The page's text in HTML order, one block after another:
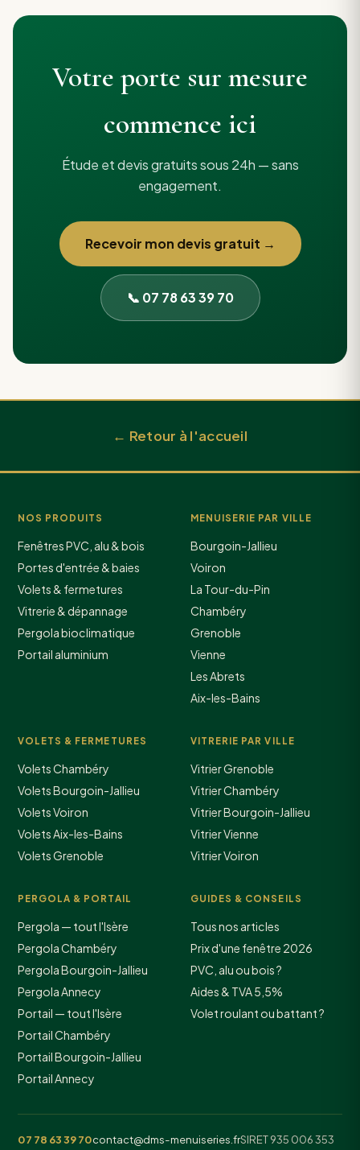
Votre porte sur mesure
commence ici
Étude et devis gratuits sous 24h — sans
engagement.
Recevoir mon devis gratuit →
📞 07 78 63 39 70
← Retour à l'accueil
NOS PRODUITS
Fenêtres PVC, alu & bois
Portes d'entrée & baies
Volets & fermetures
Vitrerie & dépannage
Pergola bioclimatique
Portail aluminium
MENUISERIE PAR VILLE
Bourgoin-Jallieu
Voiron
La Tour-du-Pin
Chambéry
Grenoble
Vienne
Les Abrets
Aix-les-Bains
VOLETS & FERMETURES
Volets Chambéry
Volets Bourgoin-Jallieu
Volets Voiron
Volets Aix-les-Bains
Volets Grenoble
VITRERIE PAR VILLE
Vitrier Grenoble
Vitrier Chambéry
Vitrier Bourgoin-Jallieu
Vitrier Vienne
Vitrier Voiron
PERGOLA & PORTAIL
Pergola — tout l'Isère
Pergola Chambéry
Pergola Bourgoin-Jallieu
Pergola Annecy
Portail — tout l'Isère
Portail Chambéry
Portail Bourgoin-Jallieu
Portail Annecy
GUIDES & CONSEILS
Tous nos articles
Prix d'une fenêtre 2026
PVC, alu ou bois ?
Aides & TVA 5,5%
Volet roulant ou battant ?
07 78 63 39 70contact@dms-menuiseries.frSIRET 935 006 353